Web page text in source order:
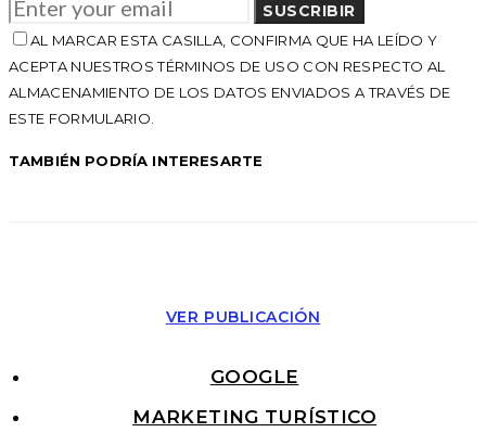
SUSCRIBIR
AL MARCAR ESTA CASILLA, CONFIRMA QUE HA LEÍDO Y
ACEPTA NUESTROS TÉRMINOS DE USO CON RESPECTO AL
ALMACENAMIENTO DE LOS DATOS ENVIADOS A TRAVÉS DE
ESTE FORMULARIO.
TAMBIÉN PODRÍA INTERESARTE
VER PUBLICACIÓN
GOOGLE
MARKETING TURÍSTICO